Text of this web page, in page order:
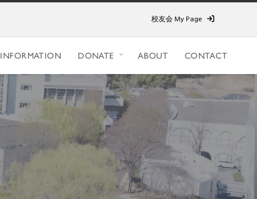
校友会 My Page
INFORMATION DONATE ABOUT CONTACT